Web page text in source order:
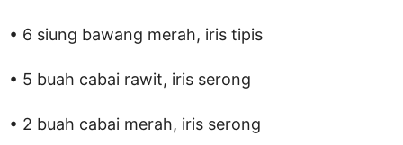
• 6 siung bawang merah, iris tipis
• 5 buah cabai rawit, iris serong
• 2 buah cabai merah, iris serong